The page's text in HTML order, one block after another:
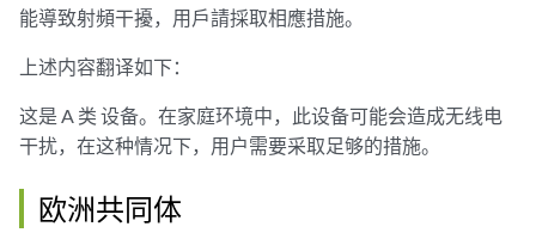
能導致射頻干擾，用戶請採取相應措施。
上述内容翻译如下：
这是 A 类 设备。在家庭环境中，此设备可能会造成无线电
干扰，在这种情况下，用户需要采取足够的措施。
欧洲共同体